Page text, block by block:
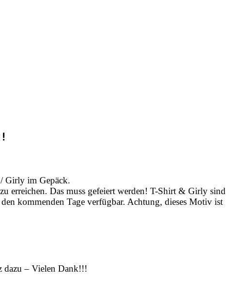
Girly im Gepäck.
erreichen. Das muss gefeiert werden! T-Shirt & Girly sind
kommenden Tage verfügbar. Achtung, dieses Motiv ist
dazu – Vielen Dank!!!